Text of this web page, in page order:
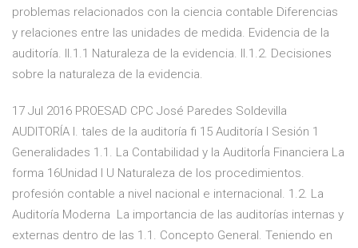
problemas relacionados con la ciencia contable Diferencias
y relaciones entre las unidades de medida. Evidencia de la
auditoría. II.1.1 Naturaleza de la evidencia. II.1.2. Decisiones
sobre la naturaleza de la evidencia.
17 Jul 2016 PROESAD CPC José Paredes Soldevilla
AUDITORÍA I. tales de la auditoría fi 15 Auditoría I Sesión 1
Generalidades 1.1. La Contabilidad y la AuditorÍa Financiera La
forma 16Unidad I U Naturaleza de los procedimientos.
profesión contable a nivel nacional e internacional. 1.2. La
Auditoría Moderna La importancia de las auditorías internas y
externas dentro de las 1.1. Concepto General. Teniendo en